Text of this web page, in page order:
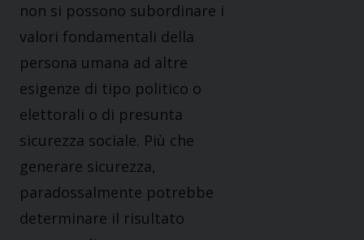
non si possono subordinare i
valori fondamentali della
persona umana ad altre
esigenze di tipo politico o
elettorali o di presunta
sicurezza sociale. Più che
generare sicurezza,
paradossalmente potrebbe
determinare il risultato